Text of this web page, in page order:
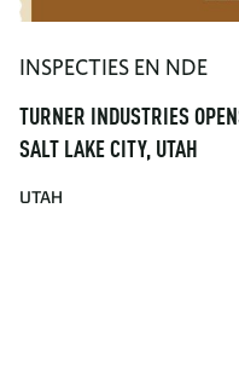
INSPECTIES EN NDE
TURNER INDUSTRIES
SALT LAKE CITY, UTAH
UTAH